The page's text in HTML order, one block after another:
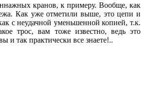
кранов, к примеру. Вообще, как
Как уже отметили выше, это цепи и
с неудачной уменьшенной копией, т.к.
трос, вам тоже известно, ведь это
и так практически все знаете!..